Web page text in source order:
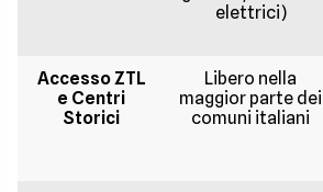
elettrici)
Accesso ZTL
e Centri
Storici
Libero nella
maggior parte dei
comuni italiani